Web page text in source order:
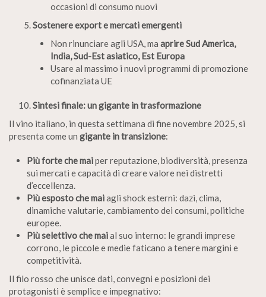
occasioni di consumo nuovi
Sostenere export e mercati emergenti
Non rinunciare agli USA, ma aprire Sud America,
India, Sud-Est asiatico, Est Europa
Usare al massimo i nuovi programmi di promozione
cofinanziata UE
Sintesi finale: un gigante in trasformazione
Il vino italiano, in questa settimana di fine novembre 2025, si
presenta come un gigante in transizione:
Più forte che maiper reputazione, biodiversità, presenza
sui mercati e capacità di creare valore nei distretti
d’eccellenza.
Più esposto che maiagli shock esterni: dazi, clima,
dinamiche valutarie, cambiamento dei consumi, politiche
europee.
Più selettivo che maial suo interno: le grandi imprese
corrono, le piccole e medie faticano a tenere margini e
competitività.
Il filo rosso che unisce dati, convegni e posizioni dei
protagonisti è semplice e impegnativo: